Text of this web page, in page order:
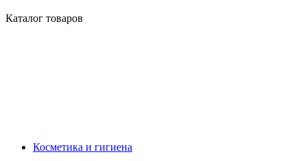
Каталог товаров
Косметика и гигиена